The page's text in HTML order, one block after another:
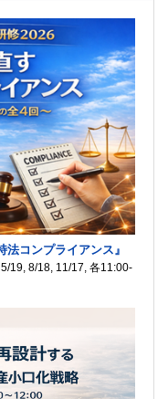
コンプライアンス』
19, 8/18, 11/17, 各11:00-